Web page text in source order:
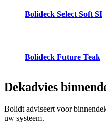
Bolideck Select Soft SI
Bolideck Future Teak
Dekadvies
Bolidt adviseert voor
uw systeem.